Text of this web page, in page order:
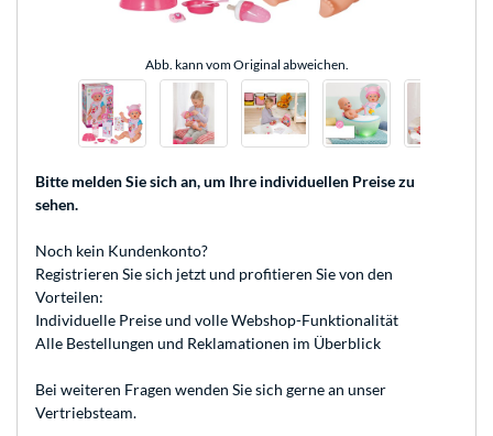
Abb. kann vom Original abweichen.
Bitte melden Sie sich an, um Ihre individuellen Preise zu
sehen.
Noch kein Kundenkonto?
Registrieren Sie sich jetzt und profitieren Sie von den
Vorteilen:
Individuelle Preise und volle Webshop-Funktionalität
Alle Bestellungen und Reklamationen im Überblick
Bei weiteren Fragen wenden Sie sich gerne an unser
Vertriebsteam.